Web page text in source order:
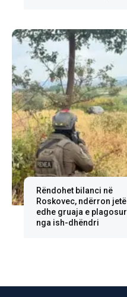
Rëndohet bilanci në
Roskovec, ndërron jetë
edhe gruaja e plagosur
nga ish-dhëndri